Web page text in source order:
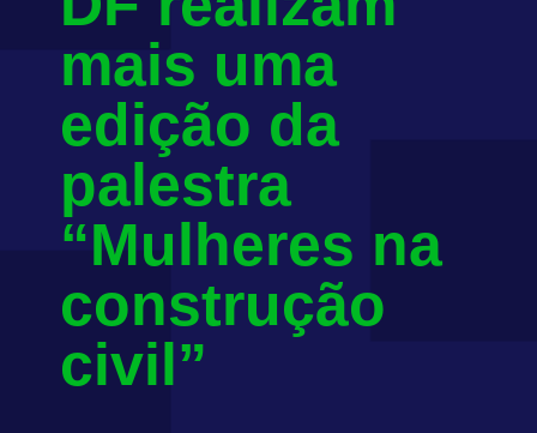
mais uma
edição da
palestra
“Mulheres na
construção
civil”